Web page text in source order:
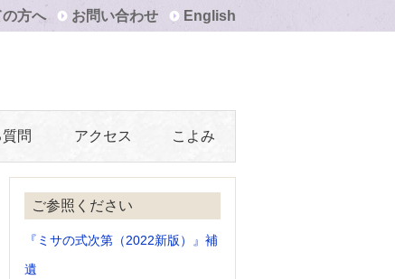
方へ お問い合わせ English
問 アクセス こよみ
ご参照ください
『ミサの式次第（2022新版）』補
遺